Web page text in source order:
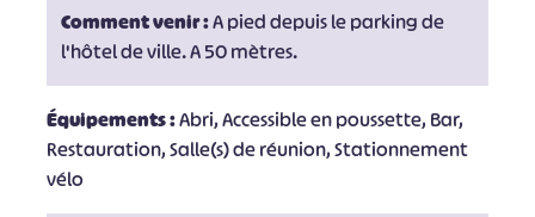
Comment venir :A pied depuis le parking de
l'hôtel de ville. A 50 mètres.
Équipements :Abri, Accessible en poussette, Bar,
Restauration, Salle(s) de réunion, Stationnement
vélo